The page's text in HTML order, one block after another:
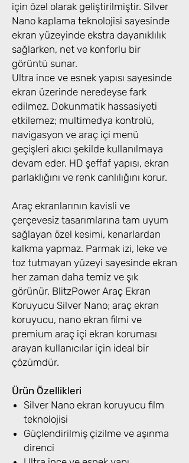
için özel olarak geliştirilmiştir. Silver
Nano kaplama teknolojisi sayesinde
ekran yüzeyinde ekstra dayanıklılık
sağlarken, net ve konforlu bir
görüntü sunar.
Ultra ince ve esnek yapısı sayesinde
ekran üzerinde neredeyse fark
edilmez. Dokunmatik hassasiyeti
etkilemez; multimedya kontrolü,
navigasyon ve araç içi menü
geçişleri akıcı şekilde kullanılmaya
devam eder. HD şeffaf yapısı, ekran
parlaklığını ve renk canlılığını korur.
Araç ekranlarının kavisli ve
çerçevesiz tasarımlarına tam uyum
sağlayan özel kesimi, kenarlardan
kalkma yapmaz. Parmak izi, leke ve
toz tutmayan yüzeyi sayesinde ekran
her zaman daha temiz ve şık
görünür. BlitzPower Araç Ekran
Koruyucu Silver Nano; araç ekran
koruyucu, nano ekran filmi ve
premium araç içi ekran koruması
arayan kullanıcılar için ideal bir
çözümdür.
Ürün Özellikleri
Silver Nano ekran koruyucu film
teknolojisi
Güçlendirilmiş çizilme ve aşınma
direnci